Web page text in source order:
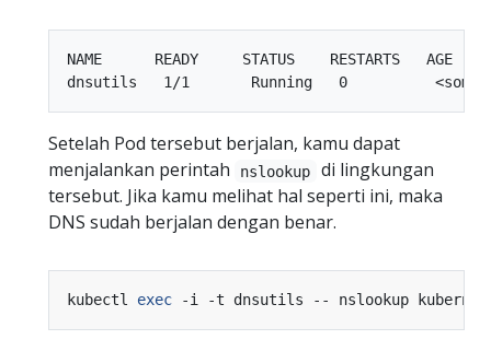
NAME      READY     STATUS    RESTARTS   AGE
Setelah Pod tersebut berjalan, kamu dapat
menjalankan perintah
nslookup
di lingkungan
tersebut. Jika kamu melihat hal seperti ini, maka
DNS sudah berjalan dengan benar.
kubectl exec